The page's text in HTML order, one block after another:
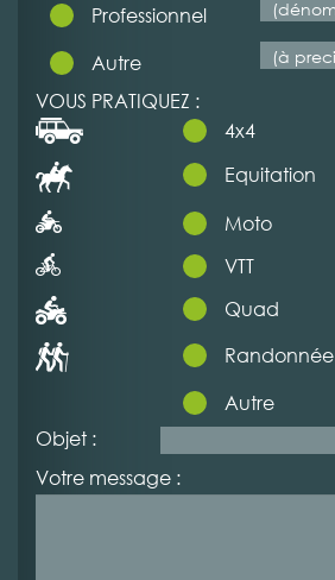
Professionnel
Autre
VOUS PRATIQUEZ :
4x4
Equitation
Moto
VTT
Quad
Randonnée
Autre
Objet :
Votre message :